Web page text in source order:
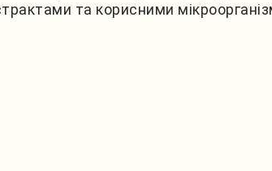
та корисними